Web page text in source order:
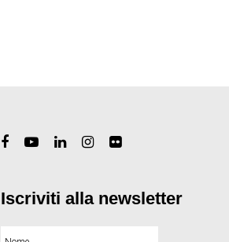
Iscriviti alla newsletter